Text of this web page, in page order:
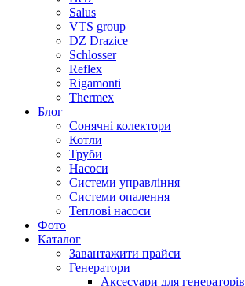
Salus
VTS group
DZ Drazice
Schlosser
Reflex
Rigamonti
Thermex
Блог
Сонячні колектори
Котли
Труби
Насоси
Системи управління
Системи опалення
Теплові насоси
Фото
Каталог
Завантажити прайси
Генератори
Аксесуари для генераторів